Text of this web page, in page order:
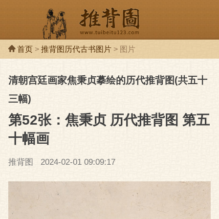
推背图
首页> 推背图历代古书图片> 图片
清朝宫廷画家焦秉贞摹绘的历代推背图(共五十
三幅)
第52张：焦秉贞 历代推背图 第五
十幅画
推背图 2024-02-01 09:09:17